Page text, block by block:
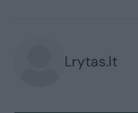
Lrytas.lt